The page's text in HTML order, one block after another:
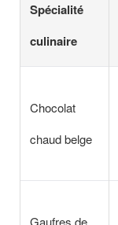
Spécialité
culinaire
Chocolat
chaud belge
Gaufres de